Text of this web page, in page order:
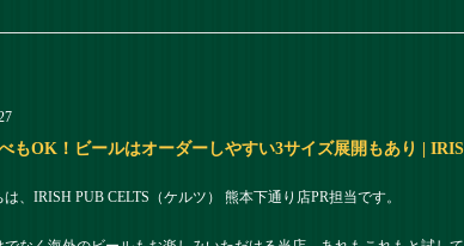
もOK！ビールはオーダーしやすい3サイズ展開もあり |
は、IRISH PUB CELTS（ケルツ） 熊本下通り店PR担当です。